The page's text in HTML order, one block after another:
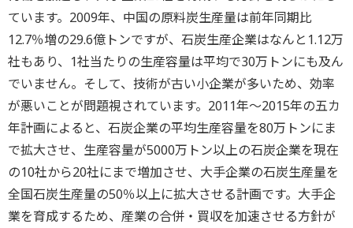
ています。2009年、中国の原料炭生産量は前年同期比
12.7％増の29.6億トンですが、石炭生産企業はなんと1.12万
社もあり、1社当たりの生産容量は平均で30万トンにも及ん
でいません。そして、技術が古い小企業が多いため、効率
が悪いことが問題視されています。2011年～2015年の五カ
年計画によると、石炭企業の平均生産容量を80万トンにま
で拡大させ、生産容量が5000万トン以上の石炭企業を現在
の10社から20社にまで増加させ、大手企業の石炭生産量を
全国石炭生産量の50％以上に拡大させる計画です。大手企
業を育成するため、産業の合併・買収を加速させる方針が